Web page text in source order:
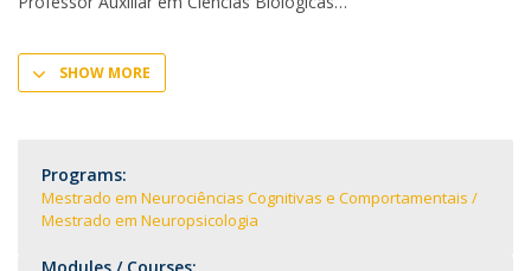
SHOW MORE
Programs:
Mestrado em Neurociências Cognitivas e Comportamentais
Mestrado em Neuropsicologia